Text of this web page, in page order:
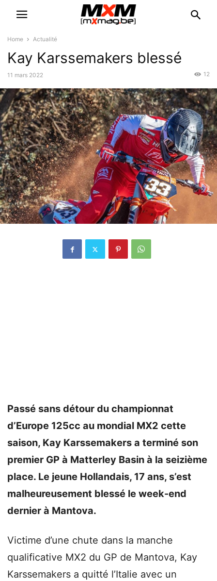
Home Actualité
Kay Karssemakers blessé
11 mars 2022 12
Passé sans détour du championnat
d’Europe 125cc au mondial MX2 cette
saison, Kay Karssemakers a terminé son
premier GP à Matterley Basin à la seizième
place. Le jeune Hollandais, 17 ans, s’est
malheureusement blessé le week-end
dernier à Mantova.
Victime d’une chute dans la manche
qualificative MX2 du GP de Mantova, Kay
Karssemakers a quitté l’Italie avec un